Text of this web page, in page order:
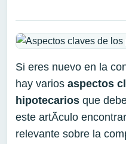
Si eres nuevo en la
hay varios aspectos
hipotecarios que
este artÃ­culo
relevante sobre la